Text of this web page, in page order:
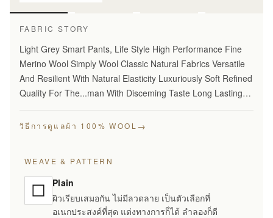
FABRIC STORY
Light Grey Smart Pants, Life Style High Performance Fine
Merino Wool Simply Wool Classic Natural Fabrics Versatile
And Resilient With Natural Elasticity Luxuriously Soft Refined
Quality For The...man With Disceming Taste Long Lasting
วิธีการดูแลผ้า 100% WOOL →
WEAVE & PATTERN
Plain
ผิวเรียบเสมอกัน ไม่มีลวดลาย เป็นตัวเลือกที่
อเนกประสงค์ที่สุด แต่งทางการก็ได้ ลำลองก็ดี